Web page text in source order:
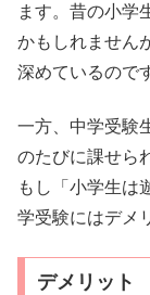
ます。昔の小学
かもしれません
深めているので
一方、中学受験
のたびに課せら
もし「小学生は
学受験にはデメ
デメリット